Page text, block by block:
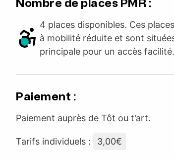
Nombre de places PMR :
4 places disponibles. Ces
à mobilité réduite et sont
principale pour un accès facilité.
Paiement :
Paiement auprès de Tôt ou t’art.
Tarifs individuels : 3,00€